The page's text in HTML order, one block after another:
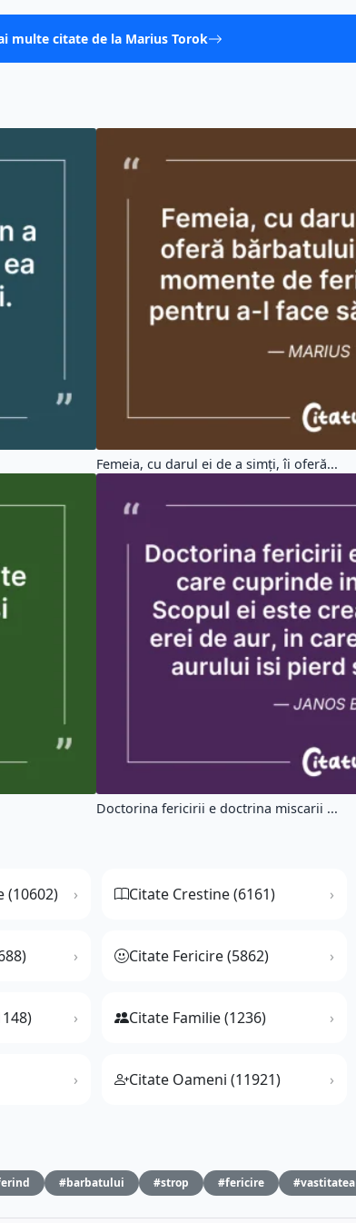
multe citate de la Marius Torok
Femeia, cu darul ei de a simți, îi oferă...
Doctorina fericirii e doctrina miscarii ...
(10602) Citate Crestine (6161)
Citate Fericire (5862)
Citate Familie (1236)
Citate Oameni (11921)
#barbatului #strop #fericire #vastitatea